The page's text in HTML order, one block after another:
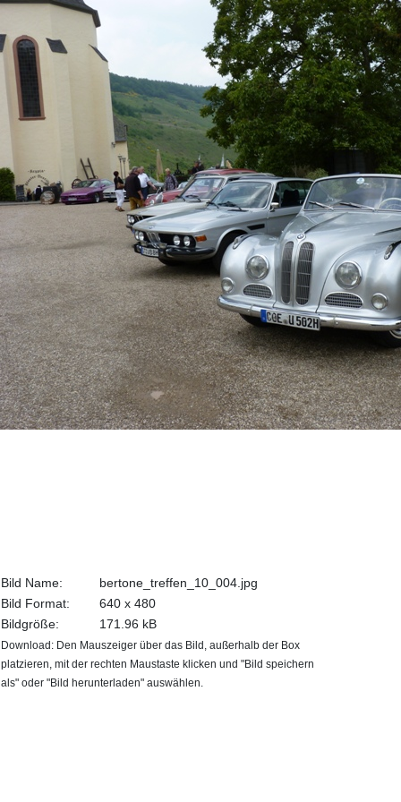
Bild Name:
bertone_treffen_10_004.jpg
Bild Format:
640 x 480
Bildgröße:
171.96 kB
Download: Den Mauszeiger über das Bild, außerhalb der Box
platzieren, mit der rechten Maustaste klicken und "Bild speichern
als" oder "Bild herunterladen" auswählen.